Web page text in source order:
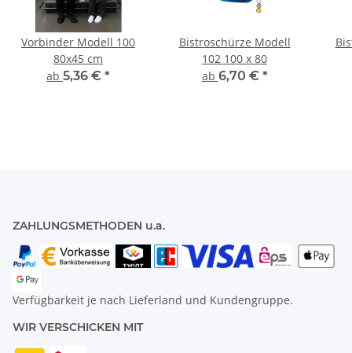
Vorbinder Modell 100
80x45 cm
ab 5,36 € *
Bistroschürze Modell
102 100 x 80
ab 6,70 € *
ZAHLUNGSMETHODEN u.a.
Verfügbarkeit je nach Lieferland und Kundengruppe.
WIR VERSCHICKEN MIT